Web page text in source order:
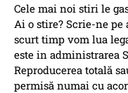
Cele mai noi stiri le
Ai o stire? Scrie-ne
scurt timp vom lua
este in administrarea
Reproducerea totală
permisă numai cu